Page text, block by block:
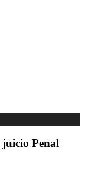
Penal